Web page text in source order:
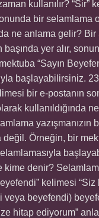
kullanılır? “Sir”
bir selamlama
ne anlama gelir?
başında yer alır,
“Sayın
başlayabilirsiniz.
bir e-postanın
kullanıldığında
yazışmanızın
değil. Örneğin, bir
kime denir?
kelimesi “Siz
veya beyefendi)
hitap ediyorum”